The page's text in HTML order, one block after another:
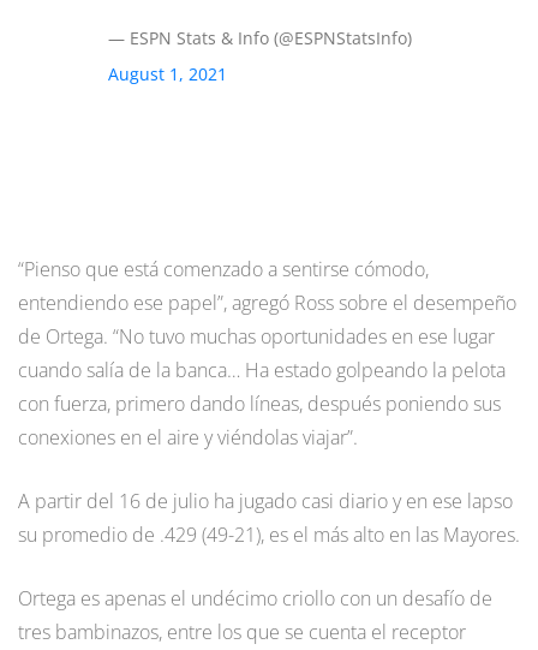
— ESPN Stats & Info (@ESPNStatsInfo)
August 1, 2021
“Pienso que está comenzado a sentirse cómodo,
entendiendo ese papel”, agregó Ross sobre el desempeño
de Ortega. “No tuvo muchas oportunidades en ese lugar
cuando salía de la banca… Ha estado golpeando la pelota
con fuerza, primero dando líneas, después poniendo sus
conexiones en el aire y viéndolas viajar”.
A partir del 16 de julio ha jugado casi diario y en ese lapso
su promedio de .429 (49-21), es el más alto en las Mayores.
Ortega es apenas el undécimo criollo con un desafío de
tres bambinazos, entre los que se cuenta el receptor